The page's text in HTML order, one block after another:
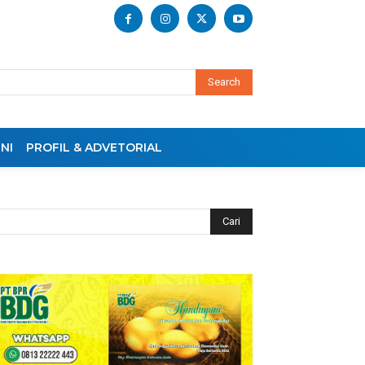
Search
PROFIL & ADVETORIAL